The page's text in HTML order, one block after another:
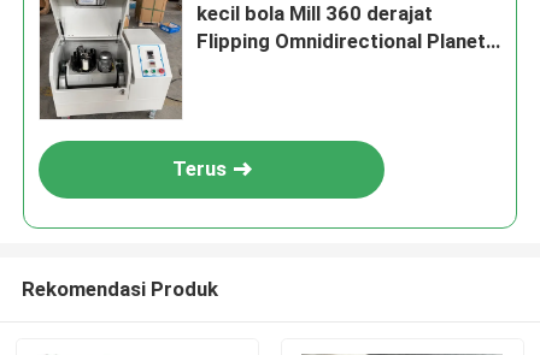
kecil bola Mill 360 derajat
Flipping Omnidirectional Planet
Terus
Rekomendasi Produk